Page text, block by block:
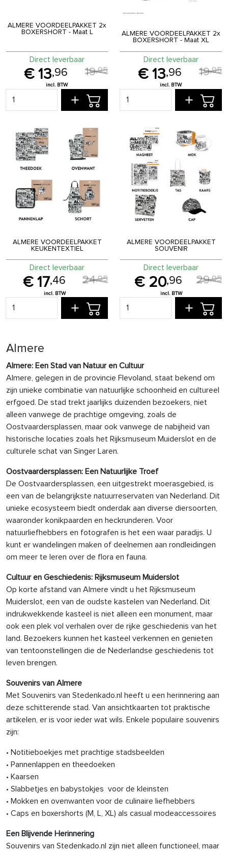
ALMERE VOORDEELPAKKET 2x
BOXERSHORT - Maat L
13,96 19,95
Direct leverbaar
ALMERE VOORDEELPAKKET 2x
BOXERSHORT - Maat XL
13,96 19,95
Direct leverbaar
ALMERE VOORDEELPAKKET
KEUKENTEXTIEL
17,46 24,95
Direct leverbaar
ALMERE VOORDEELPAKKET
SOUVENIR
20,96 29,95
Direct leverbaar
Almere
Almere: Een Stad van Natuur en Cultuur
Almere, gelegen in de provincie Flevoland, staat bekend om
zijn unieke combinatie van natuurlijke schoonheid en cultureel
erfgoed. De stad trekt jaarlijks duizenden bezoekers, niet
alleen vanwege de prachtige omgeving, zoals de
Oostvaardersplassen, maar ook vanwege de nabijheid van
historische locaties zoals het Rijksmuseum Muiderslot en de
culturele schat van Singer Laren.
Oostvaardersplassen: Een Natuurlijke Troef
De Oostvaardersplassen, een uitgestrekt moerasgebied, is
een van de belangrijkste natuurreservaten van Nederland. Dit
unieke ecosysteem biedt onderdak aan diverse diersoorten,
waaronder konikpaarden en heckrunderen. Voor
natuurliefhebbers en fotografen is het een waar paradijs. U
kunt er wandelingen maken of deelnemen aan rondleidingen
om meer te leren over de flora en fauna.
Cultuur en Geschiedenis: Rijksmuseum Muiderslot
Op korte afstand van Almere vindt u het Rijksmuseum
Muiderslot, een van de oudste kastelen van Nederland. Dit
indrukwekkende kasteel is niet alleen een monument, maar
ook een plek vol verhalen over de rijke geschiedenis van het
land. Bezoekers kunnen het kasteel verkennen en genieten
van tentoonstellingen die de Nederlandse geschiedenis tot
leven brengen.
Souvenirs van Almere
Met Souvenirs van Stedenkado.nl heeft u een herinnering aan
deze schitterende stad. Van ansichtkaarten tot praktische
artikelen, er is voor ieder wat wils. Enkele populaire souvenirs
zijn:
• Notitieboekjes met prachtige stadsbeelden
• Pannenlappen en theedoeken
• Kaarsen
• Slabbetjes en babystokjes voor de kleinsten
• Mokken en ovenwanten voor de culinaire liefhebbers
• Caps en boxershorts (M, L, XL) als casual modeaccessoires
Een Blijvende Herinnering
Souvenirs van Stedenkado.nl zijn niet alleen functioneel, maar